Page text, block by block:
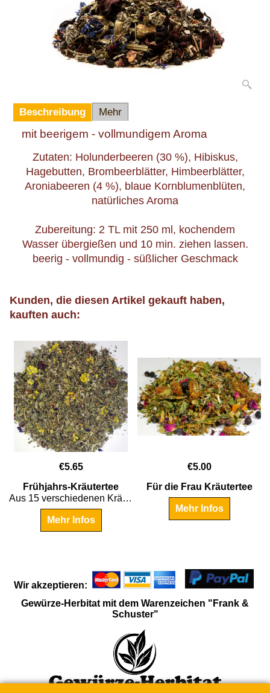
Beschreibung Mehr
mit beerigem - vollmundigem Aroma
Zutaten: Holunderbeeren (30 %), Hibiskus,
Hagebutten, Brombeerblätter, Himbeerblätter,
Aroniabeeren (4 %), blaue Kornblumenblüten,
natürliches Aroma
Zubereitung: 2 TL mit 250 ml, kochendem
Wasser übergießen und 10 min. ziehen lassen.
beerig - vollmundig - süßlicher Geschmack
Kunden, die diesen Artikel gekauft haben,
kauften auch:
€5.65
Frühjahrs-Kräutertee
Aus 15 verschiedenen Kräutern - ideal für eine Frühjahrskur!
Mehr Infos
€5.00
Für die Frau Kräutertee
Mehr Infos
Wir akzeptieren:
Gewürze-Herbitat mit dem Warenzeichen "Frank &
Schuster"